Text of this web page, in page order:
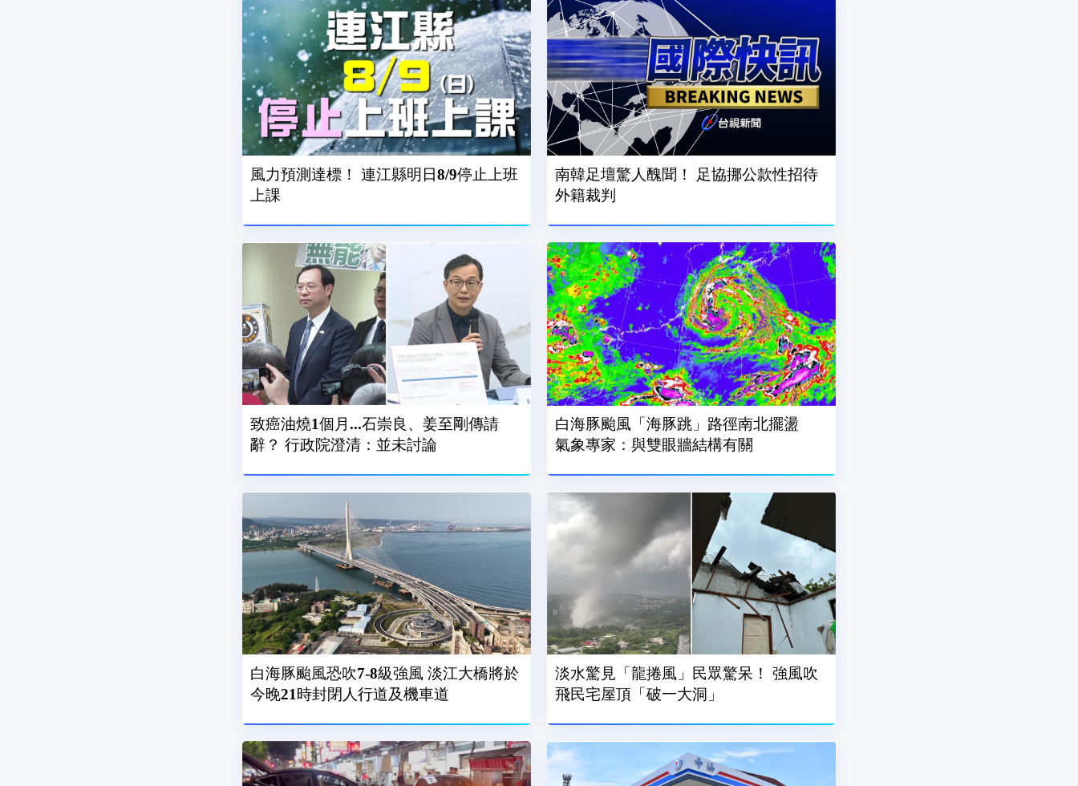
風力預測達標！ 連江縣明日8/9停止上班
上課
南韓足壇驚人醜聞！ 足協挪公款性招待
外籍裁判
致癌油燒1個月...石崇良、姜至剛傳請
辭？ 行政院澄清：並未討論
白海豚颱風「海豚跳」路徑南北擺盪
氣象專家：與雙眼牆結構有關
白海豚颱風恐吹7-8級強風 淡江大橋將於
今晚21時封閉人行道及機車道
淡水驚見「龍捲風」民眾驚呆！ 強風吹
飛民宅屋頂「破一大洞」